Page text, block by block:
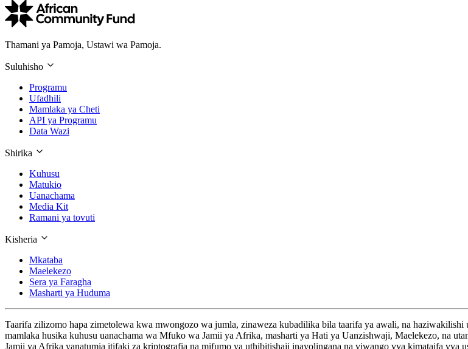
Thamani ya Pamoja, Ustawi wa Pamoja.
Suluhisho
Programu
Ufadhili
Mamlaka ya Cheti
API ya Programu
Data Wazi
Shirika
Kuhusu
Matukio
Uanachama
Media Kit
Ramani ya tovuti
Kisheria
Mkataba
Maelekezo
Sera ya Faragha
Masharti ya Huduma
Taarifa zilizomo hapa zimetolewa kwa mwongozo wa jumla, zinaweza kubadilika bila taarifa ya awali, na
mamlaka husika kuhusu uanachama wa Mfuko wa Jamii ya Afrika, masharti ya Hati ya Uanzishwaji, Maelekezo, na
Jamii ya Afrika yanatumia itifaki za kriptografia na mifumo ya uthibitishaji inayolingana na viwango vya kimataifa vya